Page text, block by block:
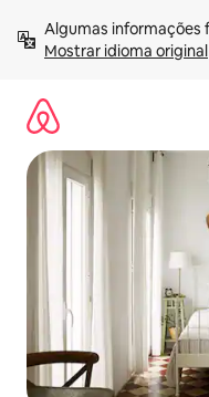
para
Mostrar idioma original